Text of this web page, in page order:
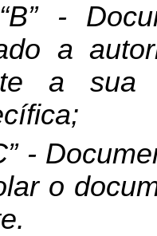
-
a
a sua
-
o